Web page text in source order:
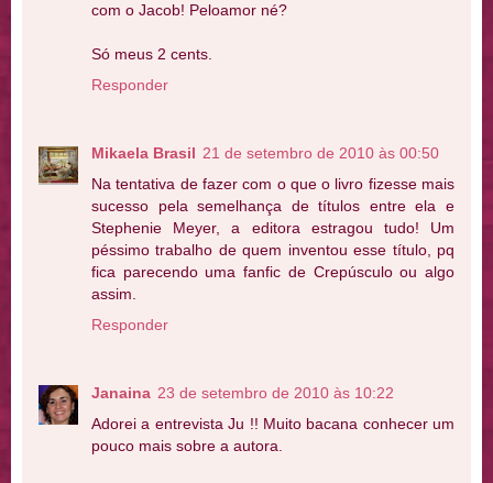
com o Jacob! Peloamor né?
Só meus 2 cents.
Responder
Mikaela Brasil 21 de setembro de 2010 às 00:50
Na tentativa de fazer com o que o livro fizesse mais
sucesso pela semelhança de títulos entre ela e
Stephenie Meyer, a editora estragou tudo! Um
péssimo trabalho de quem inventou esse título, pq
fica parecendo uma fanfic de Crepúsculo ou algo
assim.
Responder
Janaina 23 de setembro de 2010 às 10:22
Adorei a entrevista Ju !! Muito bacana conhecer um
pouco mais sobre a autora.